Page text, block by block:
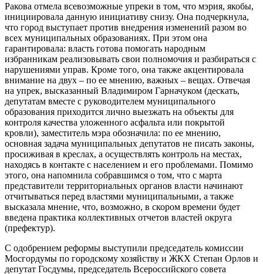
Ракова отмела всевозможные упреки в том, что мэрия, якобы,
инициировала данную инициативу снизу. Она подчеркнула,
что город выступает против внедрения изменений разом во
всех муниципальных образованиях. При этом она
гарантировала: власть готова помогать народным
избранникам реализовывать свои полномочия и разбираться с
нарушениями управ. Кроме того, она также акцентировала
внимание на двух – по ее мнению, важных – вещах. Отвечая
на упрек, высказанный Владимиром Гарначуком (дескать,
депутатам вместе с руководителем муниципального
образования приходится лично выезжать на объекты для
контроля качества уложенного асфальта или покрытой
кровли), заместитель мэра обозначила: по ее мнению,
основная задача муниципальных депутатов не писать законы,
просиживая в креслах, а осуществлять контроль на местах,
находясь в контакте с населением и его проблемами. Помимо
этого, она напомнила собравшимся о том, что с марта
представители территориальных органов власти начинают
отчитываться перед властями муниципальными, а также
высказала мнение, что, возможно, в скором времени будет
введена практика коллективных отчетов властей округа
(префектур).
С одобрением реформы выступили председатель комиссии
Мосгордумы по городскому хозяйству и ЖКХ Степан Орлов и
депутат Госдумы, председатель Всероссийского совета